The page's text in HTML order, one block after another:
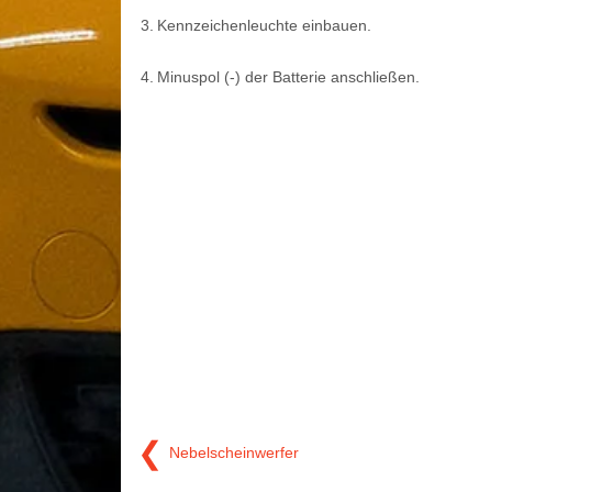
3. Kennzeichenleuchte einbauen.
4. Minuspol (-) der Batterie anschließen.
❮ Nebelscheinwerfer